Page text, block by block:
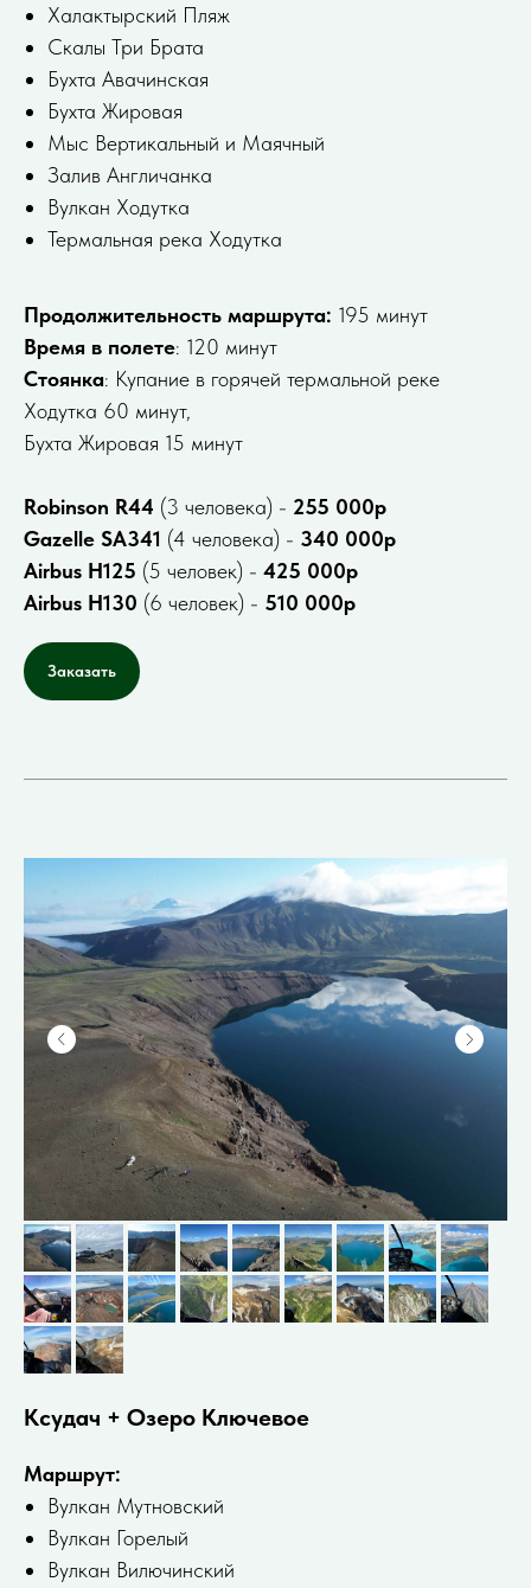
Халактырский Пляж
Скалы Три Брата
Бухта Авачинская
Бухта Жировая
Мыс Вертикальный и Маячный
Залив Англичанка
Вулкан Ходутка
Термальная река Ходутка
Продолжительность маршрута: 195 минут
Время в полете: 120 минут
Стоянка: Купание в горячей термальной реке
Ходутка 60 минут,
Бухта Жировая 15 минут
Robinson R44 (3 человека) - 255 000р
Gazelle SA341 (4 человека) - 340 000р
Airbus H125 (5 человек) - 425 000р
Airbus H130 (6 человек) - 510 000р
Заказать
Ксудач + Озеро Ключевое
Маршрут:
Вулкан Мутновский
Вулкан Горелый
Bулкан Bилючинский